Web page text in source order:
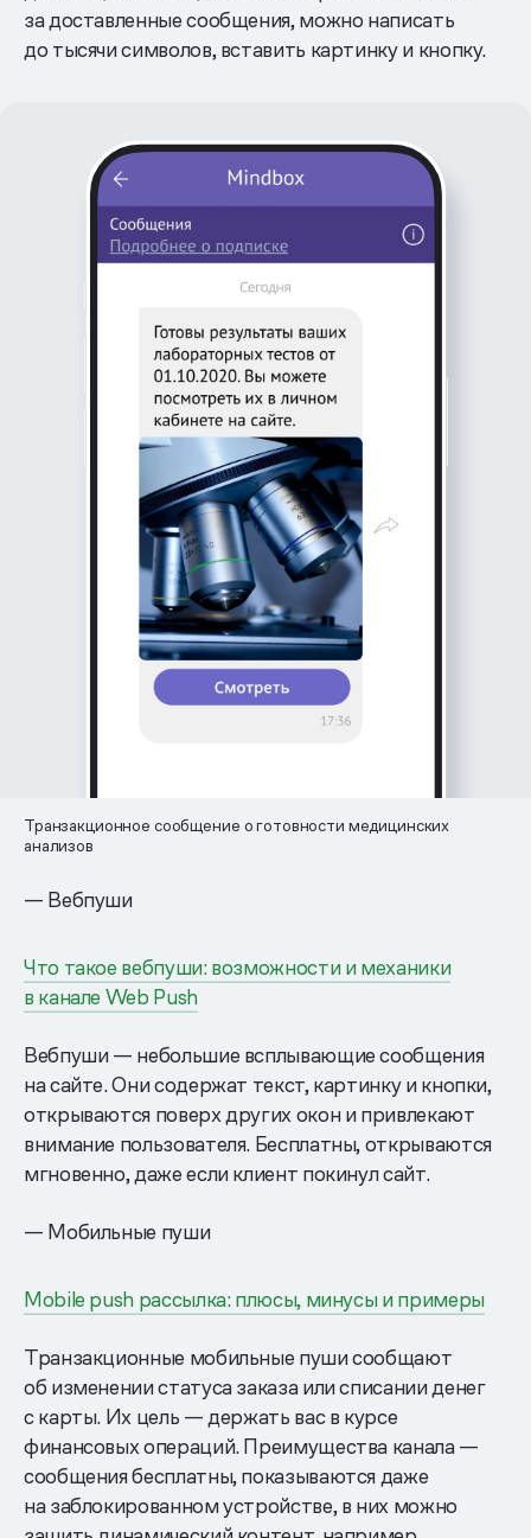
за доставленные сообщения, можно написать
до тысячи символов, вставить картинку и кнопку.
Транзакционное сообщение о готовности медицинских
анализов
— Вебпуши
Что такое вебпуши: возможности и механики
в канале Web Push
Вебпуши — небольшие всплывающие сообщения
на сайте. Они содержат текст, картинку и кнопки,
открываются поверх других окон и привлекают
внимание пользователя. Бесплатны, открываются
мгновенно, даже если клиент покинул сайт.
— Мобильные пуши
Mobile push рассылка: плюсы, минусы и примеры
Транзакционные мобильные пуши сообщают
об изменении статуса заказа или списании денег
с карты. Их цель — держать вас в курсе
финансовых операций. Преимущества канала —
сообщения бесплатны, показываются даже
на заблокированном устройстве, в них можно